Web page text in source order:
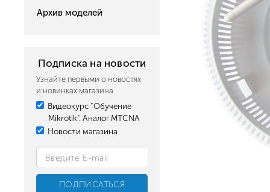
Архив моделей
Подписка на новости
Узнайте первыми о новостях
и новинках магазина
Видеокурс "Обучение
Mikrotik". Аналог MTCNA
Новости магазина